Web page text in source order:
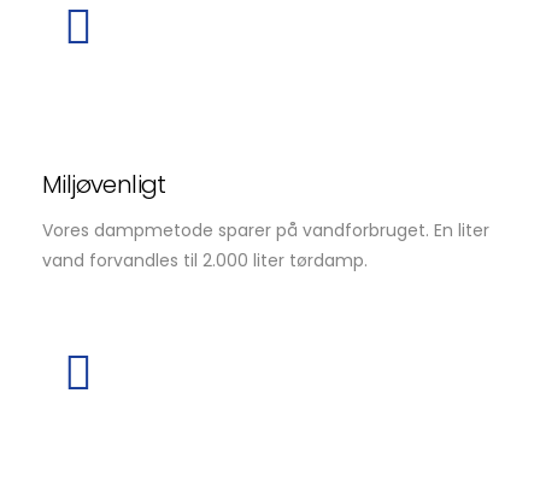
Miljøvenligt
Vores dampmetode sparer på vandforbruget. En liter
vand forvandles til 2.000 liter tørdamp.